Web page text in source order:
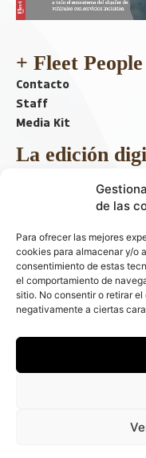
de las
Para ofrecer las mejores
cookies para almacenar y/o
consentimiento de estas
el comportamiento de
sitio. No consentir o retirar
negativamente a ciertas
+ Fleet People
Contacto
Staff
Media Kit
La edición
Descargar último
ir a hemeroteca
+ Contenido
automóviles - C/